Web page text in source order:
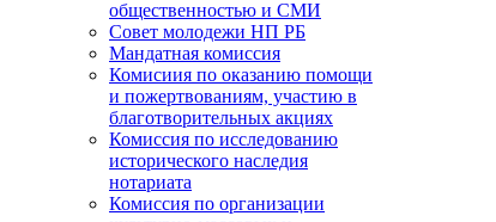
общественностью и СМИ
Совет молодежи НП РБ
Мандатная комиссия
Комисиия по оказанию помощи
и пожертвованиям, участию в
благотворительных акциях
Комиссия по исследованию
исторического наследия
нотариата
Комиссия по организации